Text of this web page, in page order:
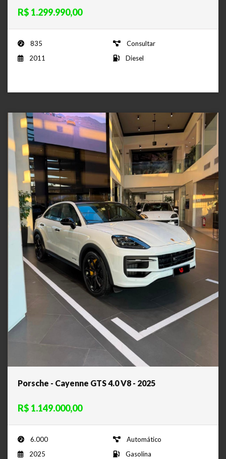
R$ 1.299.990,00
835
Consultar
2011
Diesel
Porsche - Cayenne GTS 4.0 V8 - 2025
R$ 1.149.000,00
6.000
Automático
2025
Gasolina